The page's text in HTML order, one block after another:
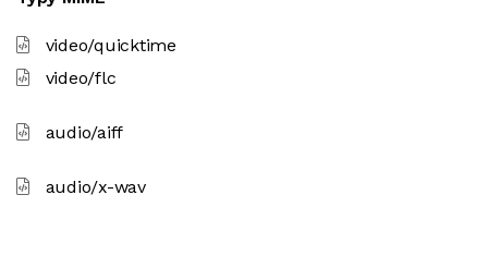
video/quicktime
video/flc
audio/aiff
audio/x-wav